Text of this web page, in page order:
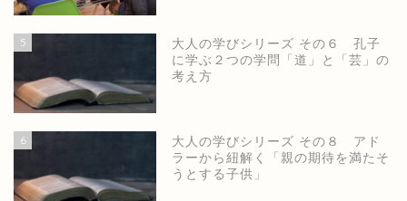
5
大人の学びシリーズ その６ 孔子
に学ぶ２つの学問「道」と「芸」の
考え方
6
大人の学びシリーズ その８ アド
ラーから紐解く「親の期待を満たそ
うとする子供」